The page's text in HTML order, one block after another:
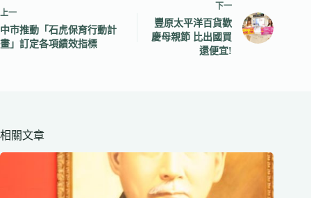
上一
中市推動「石虎保育行動計
畫」訂定各項績效指標
下一
豐原太平洋百貨歡
慶母親節 比出國買
還便宜!
相關文章